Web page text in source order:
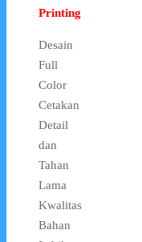
Printing
Desain
Full
Color
Cetakan
Detail
dan
Tahan
Lama
Kwalitas
Bahan